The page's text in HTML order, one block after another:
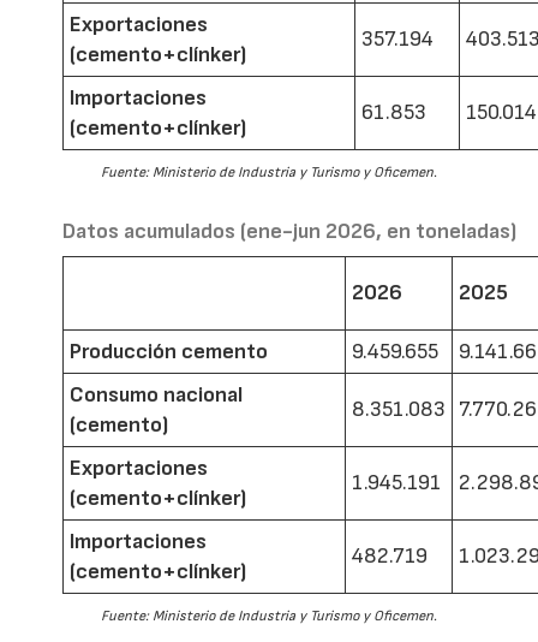
Exportaciones
(cemento+clínker)
357.194
Importaciones
(cemento+clínker)
61.853 150.014
Fuente: Ministerio de Industria y Turismo y Oficemen.
Datos acumulados (ene-jun 2026, en toneladas)
2026 2025
Producción cemento 9.459.655
Consumo nacional
(cemento)
8.351.083
Exportaciones
(cemento+clínker)
1.945.191
Importaciones
(cemento+clínker)
482.719
Fuente: Ministerio de Industria y Turismo y Oficemen.